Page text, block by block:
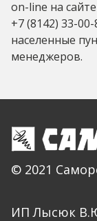
on-line на
+7 (8142) 33-
населенные
менеджеров.
© 2021
ИП Лысюк